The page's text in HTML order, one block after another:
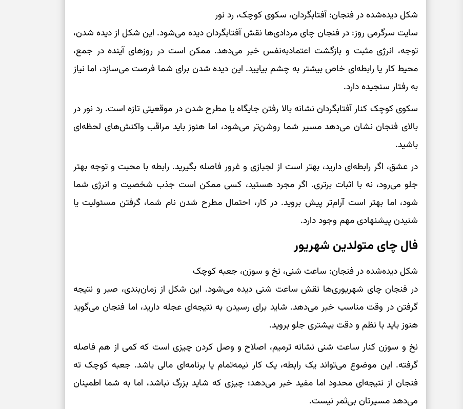
شکل دیده‌شده در فنجان: آفتابگردان، سکوی کوچک، رد نور
سایت سرگرمی روز: در فنجان چای مردادی‌ها نقش آفتابگردان دیده می‌شود. این شکل از دیده شدن،
توجه، انرژی مثبت و بازگشت اعتمادبه‌نفس خبر می‌دهد. ممکن است در روزهای آینده در جمع،
محیط کار یا رابطه‌ای خاص بیشتر به چشم بیایید. این دیده شدن برای شما فرصت می‌سازد، اما نیاز
به رفتار سنجیده دارد.
سکوی کوچک کنار آفتابگردان نشانه بالا رفتن جایگاه یا مطرح شدن در موقعیتی تازه است. رد نور در
بالای فنجان نشان می‌دهد مسیر شما روشن‌تر می‌شود، اما هنوز باید مراقب واکنش‌های لحظه‌ای
باشید.
در عشق، اگر رابطه‌ای دارید، بهتر است از لجبازی و غرور فاصله بگیرید. رابطه با محبت و توجه بهتر
جلو می‌رود، نه با اثبات برتری. اگر مجرد هستید، کسی ممکن است جذب شخصیت و انرژی شما
شود، اما بهتر است آرام‌تر پیش بروید. در کار، احتمال مطرح شدن نام شما، گرفتن مسئولیت یا
شنیدن پیشنهادی مهم وجود دارد.
فال چای متولدین شهریور
شکل دیده‌شده در فنجان: ساعت شنی، نخ و سوزن، جعبه کوچک
در فنجان چای شهریوری‌ها نقش ساعت شنی دیده می‌شود. این شکل از زمان‌بندی، صبر و نتیجه
گرفتن در وقت مناسب خبر می‌دهد. شاید برای رسیدن به نتیجه‌ای عجله دارید، اما فنجان می‌گوید
هنوز باید با نظم و دقت بیشتری جلو بروید.
نخ و سوزن کنار ساعت شنی نشانه ترمیم، اصلاح و وصل کردن چیزی است که کمی از هم فاصله
گرفته. این موضوع می‌تواند یک رابطه، یک کار نیمه‌تمام یا برنامه‌ای مالی باشد. جعبه کوچک ته
فنجان از نتیجه‌ای محدود اما مفید خبر می‌دهد؛ چیزی که شاید بزرگ نباشد، اما به شما اطمینان
می‌دهد مسیرتان بی‌ثمر نیست.